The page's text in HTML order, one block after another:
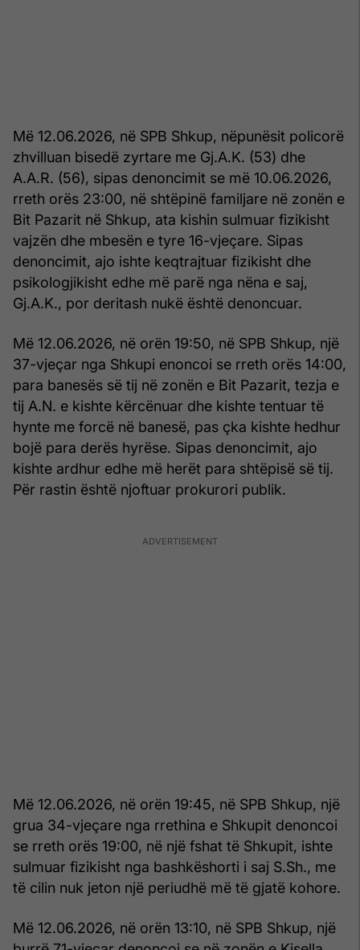
Më 12.06.2026, në SPB Shkup, nëpunësit policorë
zhvilluan bisedë zyrtare me Gj.A.K. (53) dhe
A.A.R. (56), sipas denoncimit se më 10.06.2026,
rreth orës 23:00, në shtëpinë familjare në zonën e
Bit Pazarit në Shkup, ata kishin sulmuar fizikisht
vajzën dhe mbesën e tyre 16-vjeçare. Sipas
denoncimit, ajo ishte keqtrajtuar fizikisht dhe
psikologjikisht edhe më parë nga nëna e saj,
Gj.A.K., por deritash nukë është denoncuar.
Më 12.06.2026, në orën 19:50, në SPB Shkup, një
37-vjeçar nga Shkupi enoncoi se rreth orës 14:00,
para banesës së tij në zonën e Bit Pazarit, tezja e
tij A.N. e kishte kërcënuar dhe kishte tentuar të
hynte me forcë në banesë, pas çka kishte hedhur
bojë para derës hyrëse. Sipas denoncimit, ajo
kishte ardhur edhe më herët para shtëpisë së tij.
Për rastin është njoftuar prokurori publik.
Më 12.06.2026, në orën 19:45, në SPB Shkup, një
grua 34-vjeçare nga rrethina e Shkupit denoncoi
se rreth orës 19:00, në një fshat të Shkupit, ishte
sulmuar fizikisht nga bashkëshorti i saj S.Sh., me
të cilin nuk jeton një periudhë më të gjatë kohore.
Më 12.06.2026, në orën 13:10, në SPB Shkup, një